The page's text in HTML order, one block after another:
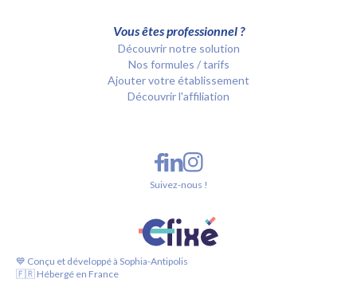
Vous êtes professionnel ?
Découvrir notre solution
Nos formules / tarifs
Ajouter votre établissement
Découvrir l'affiliation
💙 Conçu et développé à Sophia-Antipolis
🇫🇷 Hébergé en France
Suivez-nous !